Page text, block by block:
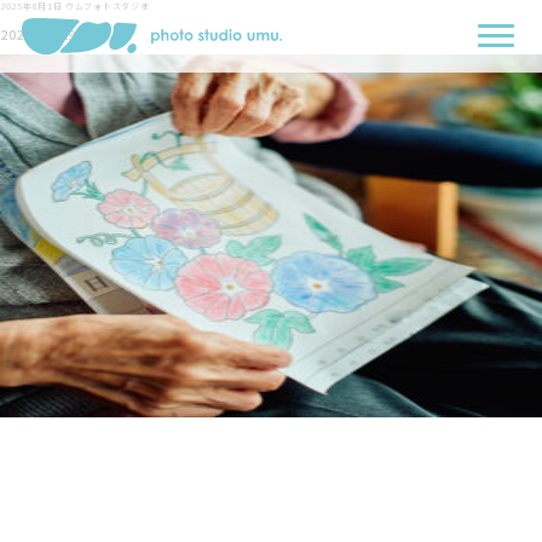
2025年8月1日 ウムフォトスタジオ
2025-07-29-4